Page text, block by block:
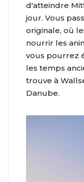
d'atteindre
jour. Vous
originale, où
nourrir les
vous pourrez
les temps
trouve à
Danube.